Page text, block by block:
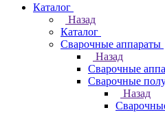
Каталог
Назад
Каталог
Сварочные аппараты
Назад
Сварочные
Сварочные
Назад